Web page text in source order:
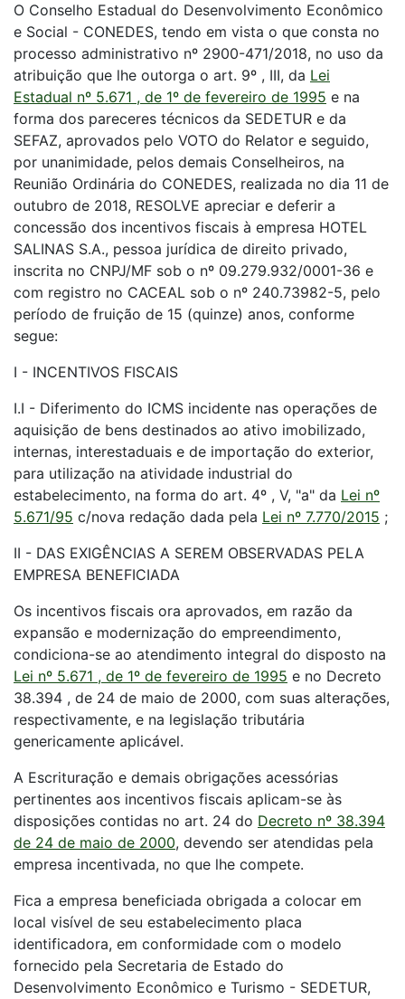
O Conselho Estadual do Desenvolvimento Econômico
e Social - CONEDES, tendo em vista o que consta no
processo administrativo nº 2900-471/2018, no uso da
atribuição que lhe outorga o art. 9º , III, da Lei
Estadual nº 5.671 , de 1º de fevereiro de 1995 e na
forma dos pareceres técnicos da SEDETUR e da
SEFAZ, aprovados pelo VOTO do Relator e seguido,
por unanimidade, pelos demais Conselheiros, na
Reunião Ordinária do CONEDES, realizada no dia 11 de
outubro de 2018, RESOLVE apreciar e deferir a
concessão dos incentivos fiscais à empresa HOTEL
SALINAS S.A., pessoa jurídica de direito privado,
inscrita no CNPJ/MF sob o nº 09.279.932/0001-36 e
com registro no CACEAL sob o nº 240.73982-5, pelo
período de fruição de 15 (quinze) anos, conforme
segue:
I - INCENTIVOS FISCAIS
I.I - Diferimento do ICMS incidente nas operações de
aquisição de bens destinados ao ativo imobilizado,
internas, interestaduais e de importação do exterior,
para utilização na atividade industrial do
estabelecimento, na forma do art. 4º , V, "a" da Lei nº
5.671/95 c/nova redação dada pela Lei nº 7.770/2015 ;
II - DAS EXIGÊNCIAS A SEREM OBSERVADAS PELA
EMPRESA BENEFICIADA
Os incentivos fiscais ora aprovados, em razão da
expansão e modernização do empreendimento,
condiciona-se ao atendimento integral do disposto na
Lei nº 5.671 , de 1º de fevereiro de 1995 e no Decreto
38.394 , de 24 de maio de 2000, com suas alterações,
respectivamente, e na legislação tributária
genericamente aplicável.
A Escrituração e demais obrigações acessórias
pertinentes aos incentivos fiscais aplicam-se às
disposições contidas no art. 24 do Decreto nº 38.394
de 24 de maio de 2000, devendo ser atendidas pela
empresa incentivada, no que lhe compete.
Fica a empresa beneficiada obrigada a colocar em
local visível de seu estabelecimento placa
identificadora, em conformidade com o modelo
fornecido pela Secretaria de Estado do
Desenvolvimento Econômico e Turismo - SEDETUR,